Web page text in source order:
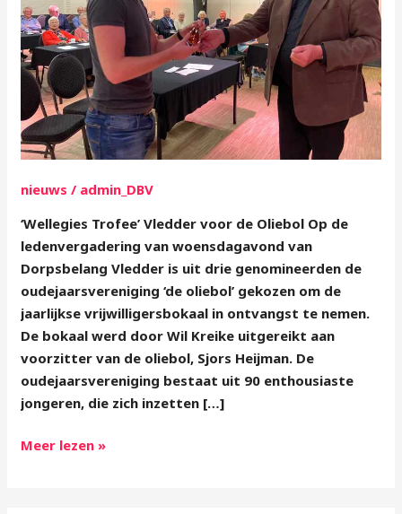
nieuws / admin_DBV
‘Wellegies Trofee’ Vledder voor de Oliebol Op de
ledenvergadering van woensdagavond van
Dorpsbelang Vledder is uit drie genomineerden de
oudejaarsvereniging ‘de oliebol’ gekozen om de
jaarlijkse vrijwilligersbokaal in ontvangst te nemen.
De bokaal werd door Wil Kreike uitgereikt aan
voorzitter van de oliebol, Sjors Heijman. De
oudejaarsvereniging bestaat uit 90 enthousiaste
jongeren, die zich inzetten […]
Meer lezen »